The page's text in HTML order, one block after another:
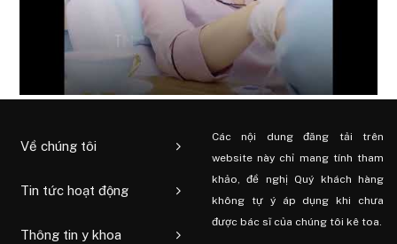
Về chúng tôi
Tin tức hoạt động
Thông tin y khoa
Các nội dung đăng tải trên
website này chỉ mang tính tham
khảo, đề nghị Quý khách hàng
không tự ý áp dụng khi chưa
được bác sĩ của chúng tôi kê toa.